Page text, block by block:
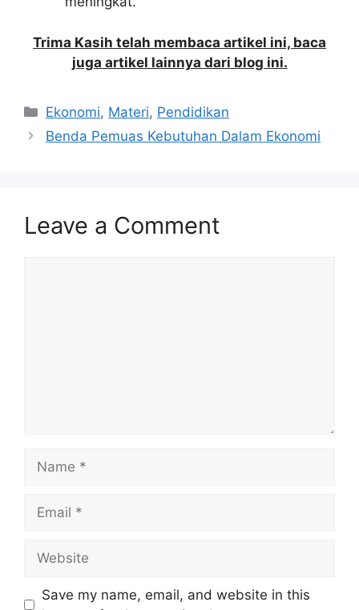
Trima Kasih telah membaca artikel ini, baca
juga artikel lainnya dari blog ini.
Categories
Ekonomi, Materi, Pendidikan
Benda Pemuas Kebutuhan Dalam Ekonomi
Leave a Comment
Save my name, email, and website in this